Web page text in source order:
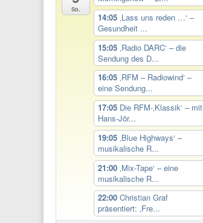
So.
14:05 ‚Lass uns reden …‘ –
Gesundheit ...
15:05 ‚Radio DARC‘ – die
Sendung des D...
16:05 ‚RFM – Radiowind‘ –
eine Sendung...
17:05 Die RFM-‚Klassik‘ – mit
Hans-Jör...
19:05 ‚Blue Highways‘ –
musikalische R...
21:00 ‚Mix-Tape‘ – eine
musikalische R...
22:00 Christian Graf
präsentiert: ‚Fre...